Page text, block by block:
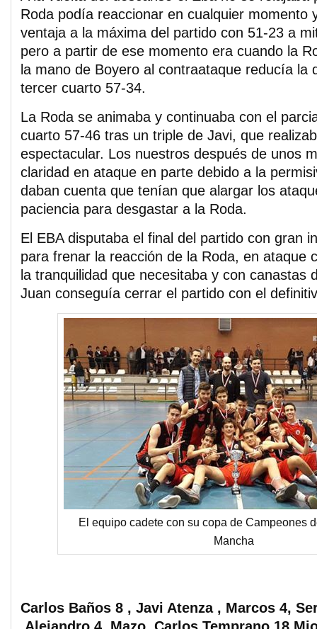
Roda podía reaccionar en cualquier momento
ventaja a la máxima del partido con 51-23 a
pero a partir de ese momento era cuando la
la mano de Boyero al contraataque reducía la
tercer cuarto 57-34.
La Roda se animaba y continuaba con el
cuarto 57-46 tras un triple de Javi, que
espectacular. Los nuestros después de unos
claridad en ataque en parte debido a la
daban cuenta que tenían que alargar los
paciencia para desgastar a la Roda.
El EBA disputaba el final del partido con gran
para frenar la reacción de la Roda, en ataque
la tranquilidad que necesitaba y con canastas
Juan conseguía cerrar el partido con el
El equipo cadete con su copa de Campeones
Mancha
Carlos Baños 8 , Javi Atenza , Marcos 4,